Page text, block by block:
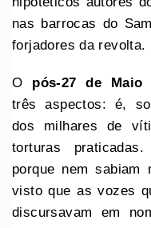
nas barrocas do
forjadores da revolta.
O pós-27 de
três aspectos: é,
dos milhares de
torturas
porque nem sabiam
visto que as vozes
discursavam em